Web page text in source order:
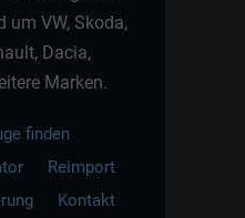
um VW, Skoda,
Dacia,
Marken.
finden
Reimport
Kontakt